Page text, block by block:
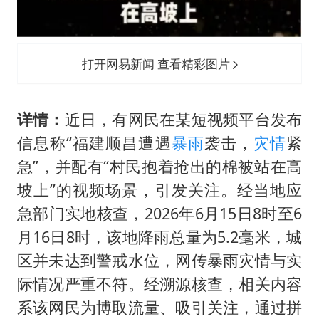
打开网易新闻 查看精彩图片
详情： 近日，有网民在某短视频平台发布
信息称“福建顺昌遭遇暴雨袭击， 灾情紧
急”，并配有“村民抱着抢出的棉被站在高
坡上”的视频场景，引发关注。经当地应
急部门实地核查，2026年6月15日8时至6
月16日8时，该地降雨总量为5.2毫米，城
区并未达到警戒水位，网传暴雨灾情与实
际情况严重不符。经溯源核查，相关内容
系该网民为博取流量、吸引关注，通过拼